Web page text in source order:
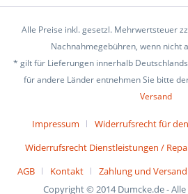
Alle Preise inkl. gesetzl. Mehrwertsteuer
Nachnahmegebühren, wenn nicht
* gilt für Lieferungen innerhalb
für andere Länder entnehmen Sie bitte
Versand
Impressum
Widerrufsrecht für
Widerrufsrecht Dienstleistungen /
AGB
Kontakt Zahlung und Versand
Copyright © 2014 Dumcke.de -